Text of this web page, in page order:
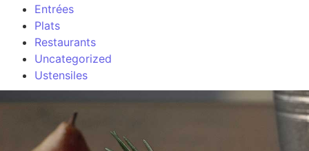
Entrées
Plats
Restaurants
Uncategorized
Ustensiles